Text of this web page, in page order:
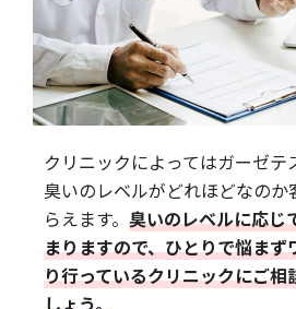
クリニックによってはガーゼテ
臭いのレベルがどれほどなのか
らえます。 臭いのレベルに応じ
まりますので、ひとりで悩まず
り行っているクリニックにご相
しょう。